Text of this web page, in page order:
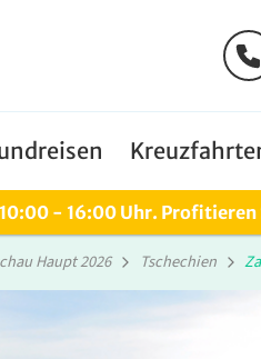
- 16:00 Uhr.
Haupt 2026 Tschechien